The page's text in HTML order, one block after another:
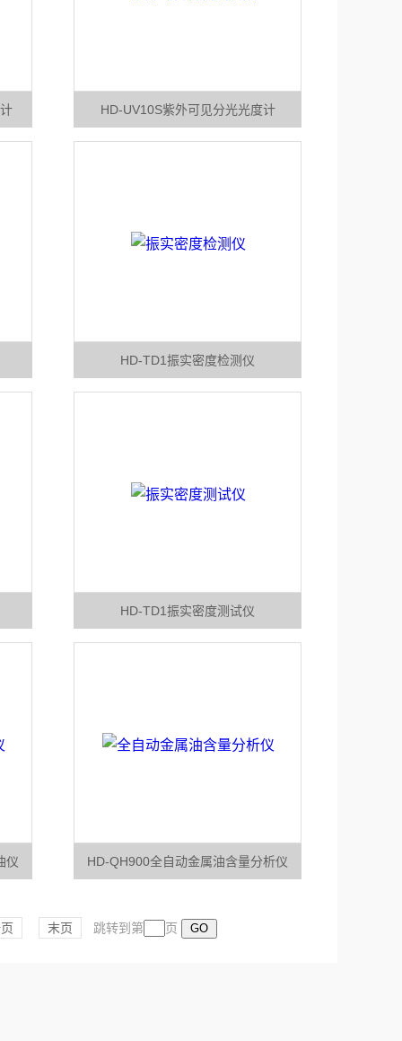
HD-UV10S紫外可见分光光度计
HD-TD1振实密度检测仪
HD-TD1振实密度测试仪
仪 HD-QH900全自动金属油含量分析仪
末页 跳转到第 页